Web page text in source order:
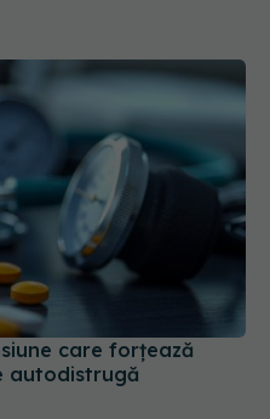
care forțează
autodistrugă